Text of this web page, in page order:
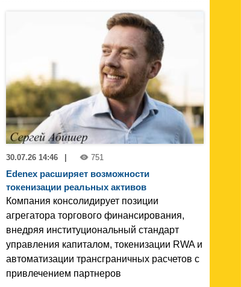
30.07.26 14:46 | 751
Edenex расширяет возможности
токенизации реальных активов
Компания консолидирует позиции
агрегатора торгового финансирования,
внедряя институциональный стандарт
управления капиталом, токенизации RWA и
автоматизации трансграничных расчетов с
привлечением партнеров